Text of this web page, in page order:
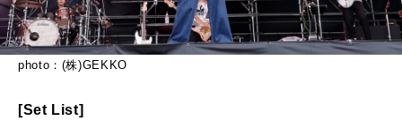
photo：(株)GEKKO
[Set List]